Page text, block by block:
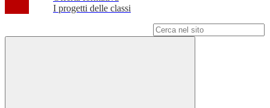
I progetti delle classi